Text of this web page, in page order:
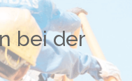
bei der